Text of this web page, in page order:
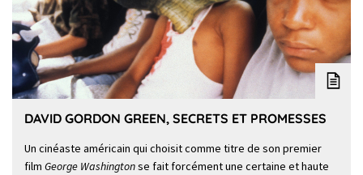
DAVID GORDON GREEN, SECRETS ET PROMESSES
Un cinéaste américain qui choisit comme titre de son premier
film George Washingtonse fait forcément une certaine et haute